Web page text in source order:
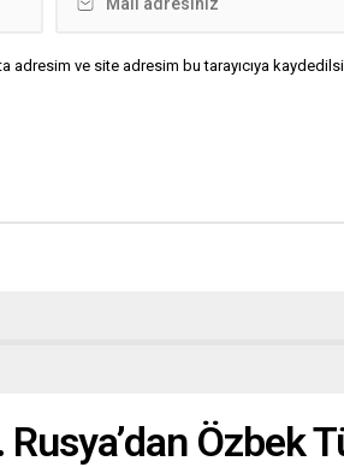
adresim ve site adresim bu tarayıcıya
Özbek